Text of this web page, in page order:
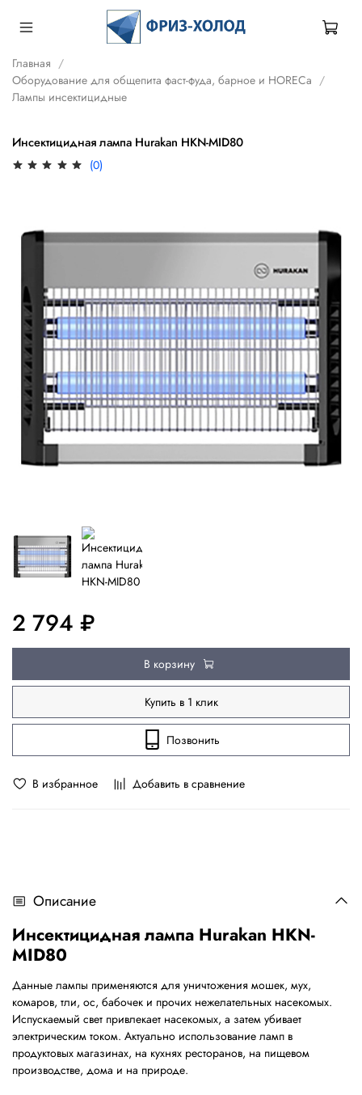
Главная
Оборудование для общепита фаст-фуда, барное и HORECa
Лампы инсектицидные
Инсектицидная лампа Hurakan HKN-MID80
(0)
В избранное Добавить в сравнение
2 794 ₽
В корзину
Купить в 1 клик
Позвонить
Описание
Инсектицидная лампа Hurakan HKN-
MID80
Данные лампы применяются для уничтожения мошек, мух,
комаров, тли, ос, бабочек и прочих нежелательных насекомых.
Испускаемый свет привлекает насекомых, а затем убивает
электрическим током. Актуально использование ламп в
продуктовых магазинах, на кухнях ресторанов, на пищевом
производстве, дома и на природе.